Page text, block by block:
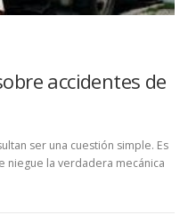
accidentes de
ser una cuestión simple. Es
niegue la verdadera mecánica